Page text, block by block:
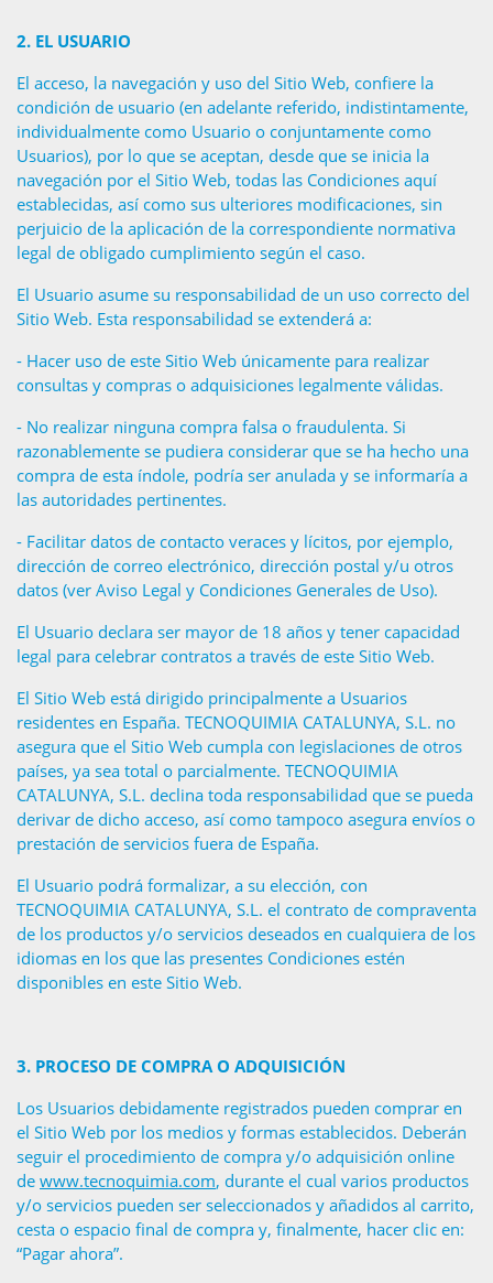
2. EL USUARIO
El acceso, la navegación y uso del Sitio Web, confiere la
condición de usuario (en adelante referido, indistintamente,
individualmente como Usuario o conjuntamente como
Usuarios), por lo que se aceptan, desde que se inicia la
navegación por el Sitio Web, todas las Condiciones aquí
establecidas, así como sus ulteriores modificaciones, sin
perjuicio de la aplicación de la correspondiente normativa
legal de obligado cumplimiento según el caso.
El Usuario asume su responsabilidad de un uso correcto del
Sitio Web. Esta responsabilidad se extenderá a:
- Hacer uso de este Sitio Web únicamente para realizar
consultas y compras o adquisiciones legalmente válidas.
- No realizar ninguna compra falsa o fraudulenta. Si
razonablemente se pudiera considerar que se ha hecho una
compra de esta índole, podría ser anulada y se informaría a
las autoridades pertinentes.
- Facilitar datos de contacto veraces y lícitos, por ejemplo,
dirección de correo electrónico, dirección postal y/u otros
datos (ver Aviso Legal y Condiciones Generales de Uso).
El Usuario declara ser mayor de 18 años y tener capacidad
legal para celebrar contratos a través de este Sitio Web.
El Sitio Web está dirigido principalmente a Usuarios
residentes en España. TECNOQUIMIA CATALUNYA, S.L. no
asegura que el Sitio Web cumpla con legislaciones de otros
países, ya sea total o parcialmente. TECNOQUIMIA
CATALUNYA, S.L. declina toda responsabilidad que se pueda
derivar de dicho acceso, así como tampoco asegura envíos o
prestación de servicios fuera de España.
El Usuario podrá formalizar, a su elección, con
TECNOQUIMIA CATALUNYA, S.L. el contrato de compraventa
de los productos y/o servicios deseados en cualquiera de los
idiomas en los que las presentes Condiciones estén
disponibles en este Sitio Web.
3. PROCESO DE COMPRA O ADQUISICIÓN
Los Usuarios debidamente registrados pueden comprar en
el Sitio Web por los medios y formas establecidos. Deberán
seguir el procedimiento de compra y/o adquisición online
de www.tecnoquimia.com, durante el cual varios productos
y/o servicios pueden ser seleccionados y añadidos al carrito,
cesta o espacio final de compra y, finalmente, hacer clic en:
“Pagar ahora”.